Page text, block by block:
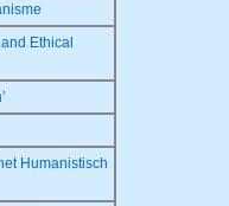
Ethical
Humanistisch